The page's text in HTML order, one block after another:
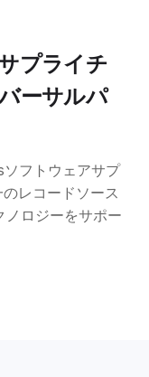
プライチ
ーサルパ
フトウェアサプ
レコードソース
ノロジーをサポー